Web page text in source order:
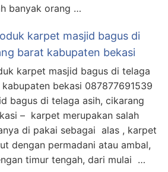
banyak orang …
karpet masjid bagus di
barat kabupaten bekasi
karpet masjid bagus di telaga
bekasi 087877691539
bagus di telaga asih, cikarang
– karpet merupakan salah
di pakai sebagai alas , karpet
dengan permadani atau ambal,
timur tengah, dari mulai …